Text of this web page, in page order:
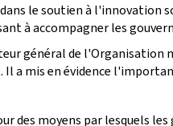
le soutien à l'innovation
à accompagner les
général de
a mis en évidence
des moyens par lesquels